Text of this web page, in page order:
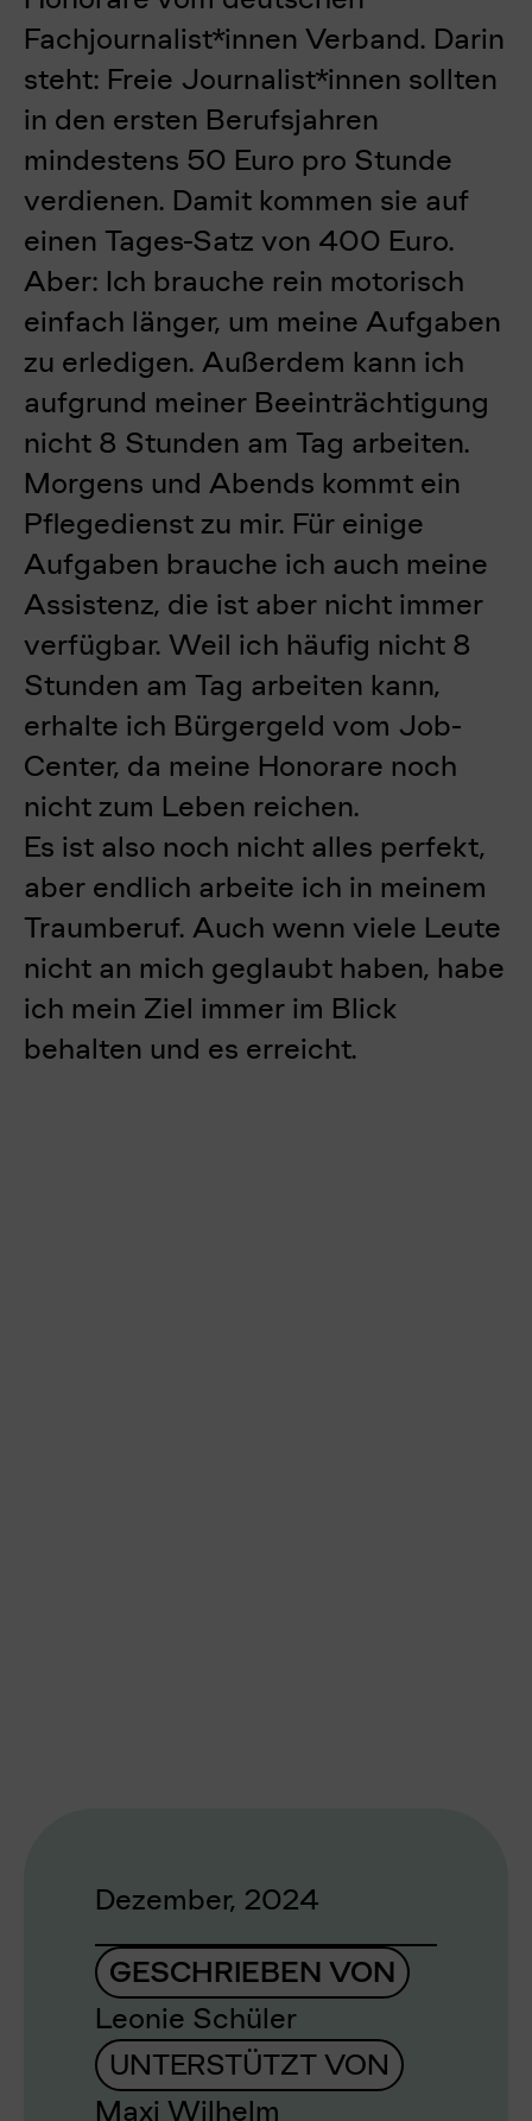
Fachjournalist*innen Verband. Darin
steht: Freie Journalist*innen sollten
in den ersten Berufsjahren
mindestens 50 Euro pro Stunde
verdienen. Damit kommen sie auf
einen Tages-Satz von 400 Euro.
Aber: Ich brauche rein motorisch
einfach länger, um meine Aufgaben
zu erledigen. Außerdem kann ich
aufgrund meiner Beeinträchtigung
nicht 8 Stunden am Tag arbeiten.
Morgens und Abends kommt ein
Pflegedienst zu mir. Für einige
Aufgaben brauche ich auch meine
Assistenz, die ist aber nicht immer
verfügbar. Weil ich häufig nicht 8
Stunden am Tag arbeiten kann,
erhalte ich Bürgergeld vom Job-
Center, da meine Honorare noch
nicht zum Leben reichen.
Es ist also noch nicht alles perfekt,
aber endlich arbeite ich in meinem
Traumberuf. Auch wenn viele Leute
nicht an mich geglaubt haben, habe
ich mein Ziel immer im Blick
behalten und es erreicht.
Dezember, 2024
GESCHRIEBEN VON
Leonie Schüler
UNTERSTÜTZT VON
Maxi Wilhelm